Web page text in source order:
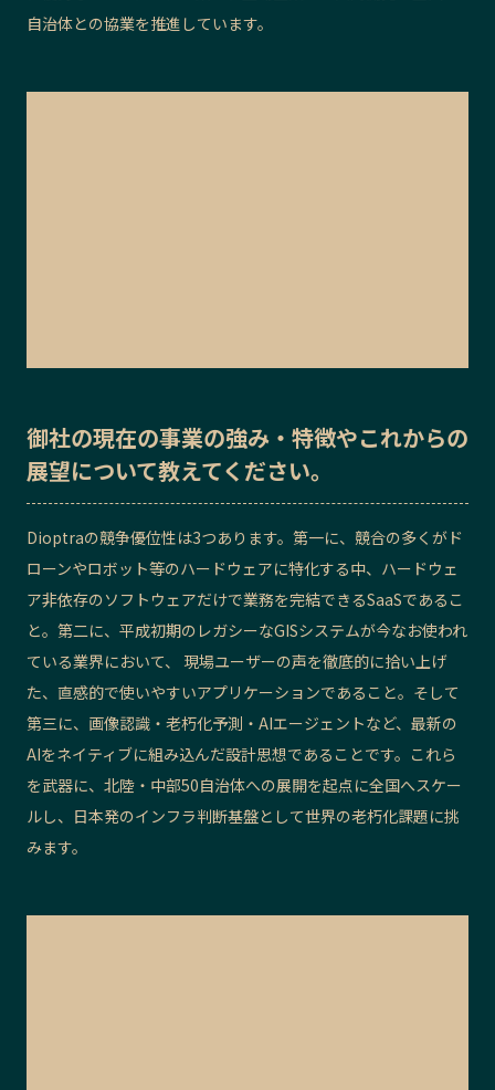
自治体との協業を推進しています。
御社の現在の事業の強み・特徴やこれからの
展望について教えてください。
Dioptraの競争優位性は3つあります。第一に、競合の多くがド
ローンやロボット等のハードウェアに特化する中、ハードウェ
ア非依存のソフトウェアだけで業務を完結できるSaaSであるこ
と。第二に、平成初期のレガシーなGISシステムが今なお使われ
ている業界において、 現場ユーザーの声を徹底的に拾い上げ
た、直感的で使いやすいアプリケーションであること。そして
第三に、画像認識・老朽化予測・AIエージェントなど、最新の
AIをネイティブに組み込んだ設計思想であることです。これら
を武器に、北陸・中部50自治体への展開を起点に全国へスケー
ルし、日本発のインフラ判断基盤として世界の老朽化課題に挑
みます。